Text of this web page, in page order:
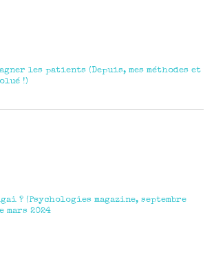
les patients (Depuis, mes méthodes et
!)
? (Psychologies magazine, septembre
2024